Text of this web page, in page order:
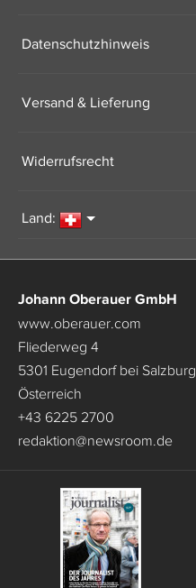
Datenschutzhinweis
Versand & Lieferung
Widerrufsrecht
Land:
Johann Oberauer GmbH
www.oberauer.com
Fliederweg 4
5301 Eugendorf bei Salzburg
Österreich
+43 6225 2700
redaktion@newsroom.de